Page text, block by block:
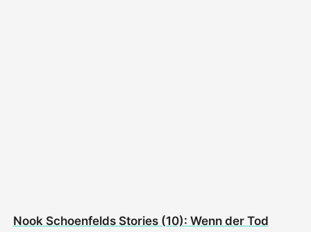
Nook Schoenfelds Stories (10): Wenn der Tod